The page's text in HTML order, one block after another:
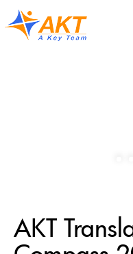
AKT